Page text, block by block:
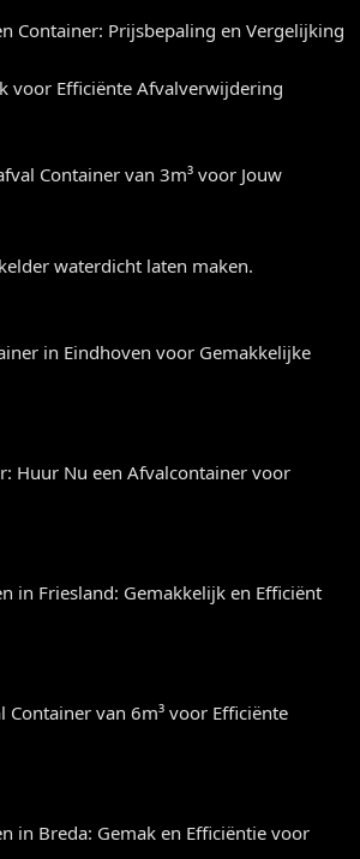
Container: Prijsbepaling en Vergelijking
voor Efficiënte Afvalverwijdering
Container van 3m³ voor Jouw
waterdicht laten maken.
in Eindhoven voor Gemakkelijke
Huur Nu een Afvalcontainer voor
in Friesland: Gemakkelijk en Efficiënt
Container van 6m³ voor Efficiënte
in Breda: Gemak en Efficiëntie voor